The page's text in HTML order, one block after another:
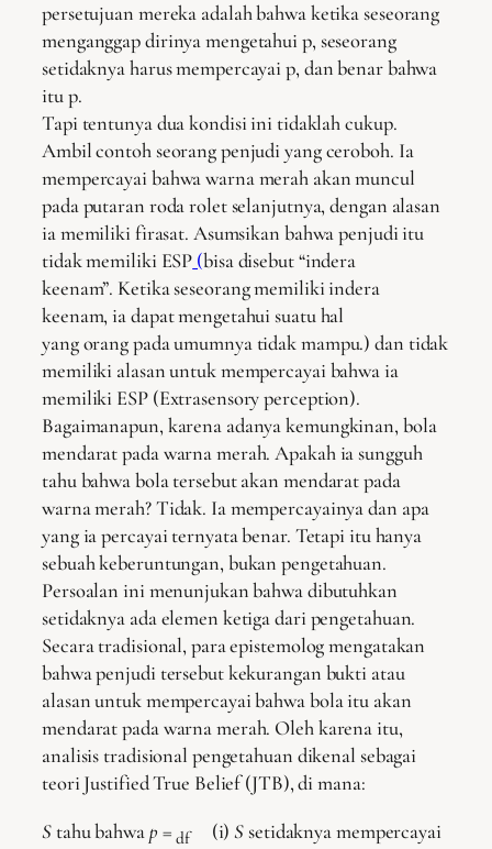
persetujuan mereka adalah bahwa ketika seseorang
menganggap dirinya mengetahui p, seseorang
setidaknya harus mempercayai p, dan benar bahwa
itu p.
Tapi tentunya dua kondisi ini tidaklah cukup.
Ambil contoh seorang penjudi yang ceroboh. Ia
mempercayai bahwa warna merah akan muncul
pada putaran roda rolet selanjutnya, dengan alasan
ia memiliki firasat. Asumsikan bahwa penjudi itu
tidak memiliki ESP (bisa disebut “indera
keenam”. Ketika seseorang memiliki indera
keenam, ia dapat mengetahui suatu hal
yang orang pada umumnya tidak mampu.) dan tidak
memiliki alasan untuk mempercayai bahwa ia
memiliki ESP (Extrasensory perception).
Bagaimanapun, karena adanya kemungkinan, bola
mendarat pada warna merah. Apakah ia sungguh
tahu bahwa bola tersebut akan mendarat pada
warna merah? Tidak. Ia mempercayainya dan apa
yang ia percayai ternyata benar. Tetapi itu hanya
sebuah keberuntungan, bukan pengetahuan.
Persoalan ini menunjukan bahwa dibutuhkan
setidaknya ada elemen ketiga dari pengetahuan.
Secara tradisional, para epistemolog mengatakan
bahwa penjudi tersebut kekurangan bukti atau
alasan untuk mempercayai bahwa bola itu akan
mendarat pada warna merah. Oleh karena itu,
analisis tradisional pengetahuan dikenal sebagai
teori Justified True Belief (JTB), di mana:
Stahu bahwap = df(i)Ssetidaknya mempercayai